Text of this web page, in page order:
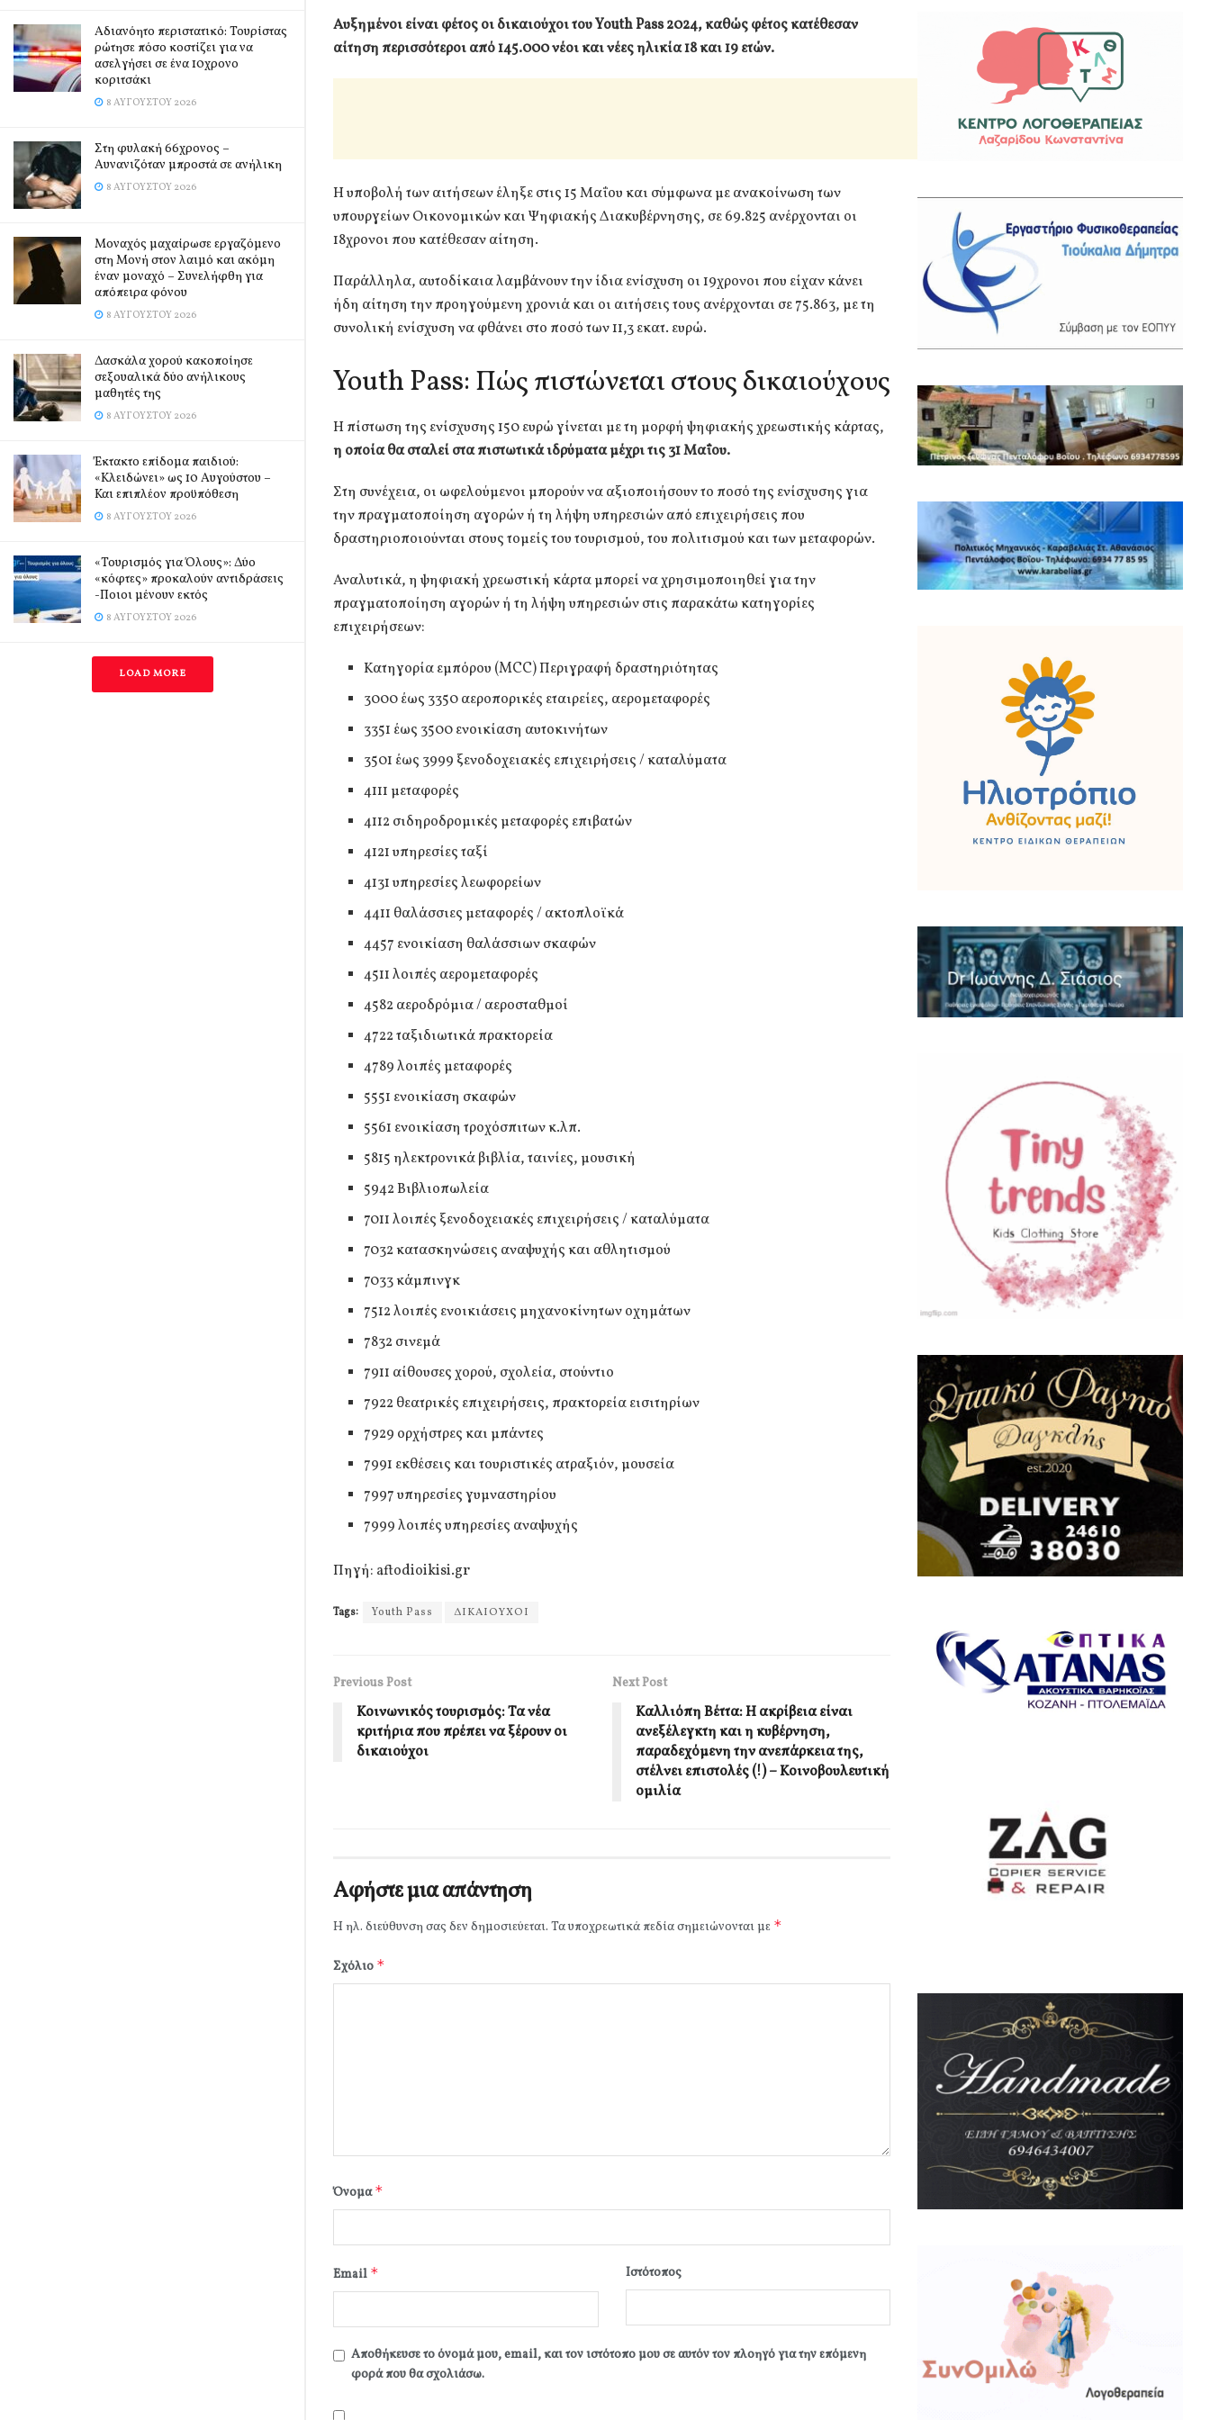
Αδιανόητο περιστατικό: Τουρίστας
ρώτησε πόσο κοστίζει για να
ασελγήσει σε ένα 10χρονο
κοριτσάκι
8 ΑΥΓΟΎΣΤΟΥ 2026
Στη φυλακή 66χρονος –
Αυνανιζόταν μπροστά σε ανήλικη
8 ΑΥΓΟΎΣΤΟΥ 2026
Μοναχός μαχαίρωσε εργαζόμενο
στη Μονή στον λαιμό και ακόμη
έναν μοναχό – Συνελήφθη για
απόπειρα φόνου
8 ΑΥΓΟΎΣΤΟΥ 2026
Δασκάλα χορού κακοποίησε
σεξουαλικά δύο ανήλικους
μαθητές της
8 ΑΥΓΟΎΣΤΟΥ 2026
Έκτακτο επίδομα παιδιού:
«Κλειδώνει» ως 10 Αυγούστου –
Και επιπλέον προϋπόθεση
8 ΑΥΓΟΎΣΤΟΥ 2026
«Τουρισμός για Όλους»: Δύο
«κόφτες» προκαλούν αντιδράσεις
-Ποιοι μένουν εκτός
8 ΑΥΓΟΎΣΤΟΥ 2026
LOAD MORE
Αυξημένοι είναι φέτος οι δικαιούχοι του Youth Pass 2024, καθώς φέτος κατέθεσαν
αίτηση περισσότεροι από 145.000 νέοι και νέες ηλικία 18 και 19 ετών.
Η υποβολή των αιτήσεων έληξε στις 15 Μαΐου και σύμφωνα με ανακοίνωση των
υπουργείων Οικονομικών και Ψηφιακής Διακυβέρνησης, σε 69.825 ανέρχονται οι
18χρονοι που κατέθεσαν αίτηση.
Παράλληλα, αυτοδίκαια λαμβάνουν την ίδια ενίσχυση οι 19χρονοι που είχαν κάνει
ήδη αίτηση την προηγούμενη χρονιά και οι αιτήσεις τους ανέρχονται σε 75.863, με τη
συνολική ενίσχυση να φθάνει στο ποσό των 11,3 εκατ. ευρώ.
Youth Pass: Πώς πιστώνεται στους δικαιούχους
Η πίστωση της ενίσχυσης 150 ευρώ γίνεται με τη μορφή ψηφιακής χρεωστικής κάρτας,
η οποία θα σταλεί στα πιστωτικά ιδρύματα μέχρι τις 31 Μαΐου.
Στη συνέχεια, οι ωφελούμενοι μπορούν να αξιοποιήσουν το ποσό της ενίσχυσης για
την πραγματοποίηση αγορών ή τη λήψη υπηρεσιών από επιχειρήσεις που
δραστηριοποιούνται στους τομείς του τουρισμού, του πολιτισμού και των μεταφορών.
Αναλυτικά, η ψηφιακή χρεωστική κάρτα μπορεί να χρησιμοποιηθεί για την
πραγματοποίηση αγορών ή τη λήψη υπηρεσιών στις παρακάτω κατηγορίες
επιχειρήσεων:
Κατηγορία εμπόρου (MCC) Περιγραφή δραστηριότητας
3000 έως 3350 αεροπορικές εταιρείες, αερομεταφορές
3351 έως 3500 ενοικίαση αυτοκινήτων
3501 έως 3999 ξενοδοχειακές επιχειρήσεις / καταλύματα
4111 μεταφορές
4112 σιδηροδρομικές μεταφορές επιβατών
4121 υπηρεσίες ταξί
4131 υπηρεσίες λεωφορείων
4411 θαλάσσιες μεταφορές / ακτοπλοϊκά
4457 ενοικίαση θαλάσσιων σκαφών
4511 λοιπές αερομεταφορές
4582 αεροδρόμια / αεροσταθμοί
4722 ταξιδιωτικά πρακτορεία
4789 λοιπές μεταφορές
5551 ενοικίαση σκαφών
5561 ενοικίαση τροχόσπιτων κ.λπ.
5815 ηλεκτρονικά βιβλία, ταινίες, μουσική
5942 Βιβλιοπωλεία
7011 λοιπές ξενοδοχειακές επιχειρήσεις / καταλύματα
7032 κατασκηνώσεις αναψυχής και αθλητισμού
7033 κάμπινγκ
7512 λοιπές ενοικιάσεις μηχανοκίνητων οχημάτων
7832 σινεμά
7911 αίθουσες χορού, σχολεία, στούντιο
7922 θεατρικές επιχειρήσεις, πρακτορεία εισιτηρίων
7929 ορχήστρες και μπάντες
7991 εκθέσεις και τουριστικές ατραξιόν, μουσεία
7997 υπηρεσίες γυμναστηρίου
7999 λοιπές υπηρεσίες αναψυχής
Πηγή: aftodioikisi.gr
Tags: Youth Pass ΔΙΚΑΙΟΥΧΟΙ
Previous Post
Κοινωνικός τουρισμός: Τα νέα
κριτήρια που πρέπει να ξέρουν οι
δικαιούχοι
Next Post
Καλλιόπη Βέττα: Η ακρίβεια είναι
ανεξέλεγκτη και η κυβέρνηση,
παραδεχόμενη την ανεπάρκεια της,
στέλνει επιστολές (!) – Κοινοβουλευτική
ομιλία
Αφήστε μια απάντηση
Η ηλ. διεύθυνση σας δεν δημοσιεύεται. Τα υποχρεωτικά πεδία σημειώνονται με *
Σχόλιο *
Όνομα*
Email * Ιστότοπος
Αποθήκευσε το όνομά μου, email, και τον ιστότοπο μου σε αυτόν τον πλοηγό για την επόμενη
φορά που θα σχολιάσω.